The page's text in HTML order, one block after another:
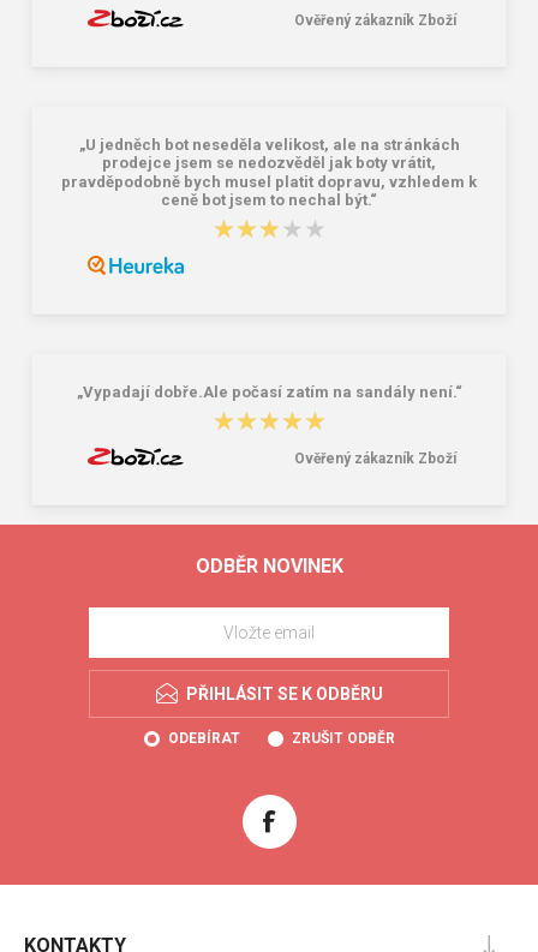
Ověřený zákazník Zboží
„U jedněch bot neseděla velikost, ale na stránkách
prodejce jsem se nedozvěděl jak boty vrátit,
pravděpodobně bych musel platit dopravu, vzhledem k
ceně bot jsem to nechal být.“
★★★★★
★★★★★
„Vypadají dobře.Ale počasí zatím na sandály není.“
★★★★★
★★★★★
Ověřený zákazník Zboží
ODBĚR NOVINEK
PŘIHLÁSIT SE K ODBĚRU
ODEBÍRAT ZRUŠIT ODBĚR
KONTAKTY